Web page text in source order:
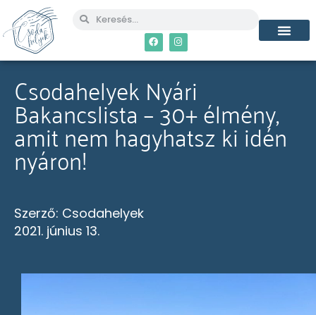
Csodahelyek Nyári
Bakancslista – 30+ élmény,
amit nem hagyhatsz ki idén
nyáron!
Szerző: Csodahelyek
2021. június 13.